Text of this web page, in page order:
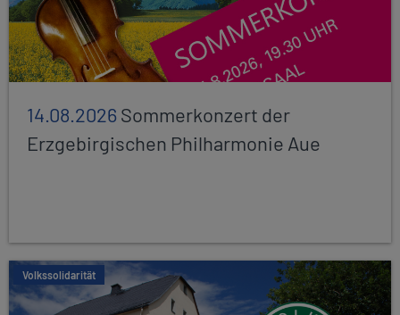
14.08.2026Sommerkonzert der
Erzgebirgischen Philharmonie Aue
Volkssolidarität